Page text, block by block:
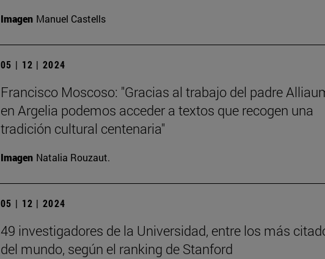
Imagen Manuel Castells
05 | 12 | 2024
Francisco Moscoso: "Gracias al trabajo del padre
en Argelia podemos acceder a textos que recogen una
tradición cultural centenaria"
Imagen Natalia Rouzaut.
05 | 12 | 2024
49 investigadores de la Universidad, entre los más
del mundo, según el ranking de Stanford